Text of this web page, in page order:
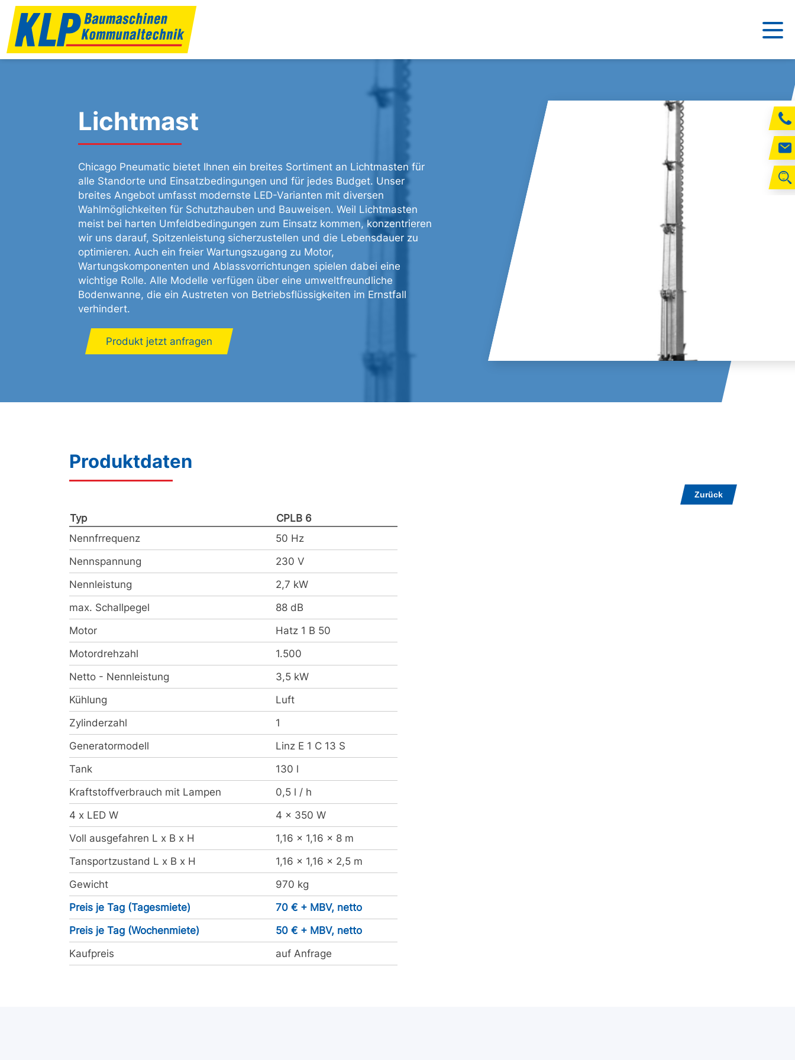
Lichtmast
Chicago Pneumatic bietet Ihnen ein breites Sortiment an Lichtmasten für
alle Standorte und Einsatzbedingungen und für jedes Budget. Unser
breites Angebot umfasst modernste LED-Varianten mit diversen
Wahlmöglichkeiten für Schutzhauben und Bauweisen. Weil Lichtmasten
meist bei harten Umfeldbedingungen zum Einsatz kommen, konzentrieren
wir uns darauf, Spitzenleistung sicherzustellen und die Lebensdauer zu
optimieren. Auch ein freier Wartungszugang zu Motor,
Wartungskomponenten und Ablassvorrichtungen spielen dabei eine
wichtige Rolle. Alle Modelle verfügen über eine umweltfreundliche
Bodenwanne, die ein Austreten von Betriebsflüssigkeiten im Ernstfall
verhindert.
Produkt jetzt anfragen
Produktdaten
Zurück
Typ
CPLB 6
Nennfrrequenz
50 Hz
Nennspannung
230 V
Nennleistung
2,7 kW
max. Schallpegel
88 dB
Motor
Hatz 1 B 50
Motordrehzahl
1.500
Netto - Nennleistung
3,5 kW
Kühlung
Luft
Zylinderzahl
1
Generatormodell
Linz E 1 C 13 S
Tank
130 l
Kraftstoffverbrauch mit Lampen
0,5 l / h
4 x LED W
4 x 350 W
Voll ausgefahren L x B x H
1,16 x 1,16 x 8 m
Tansportzustand L x B x H
1,16 x 1,16 x 2,5 m
Gewicht
970 kg
Preis je Tag (Tagesmiete)
70 € + MBV, netto
Preis je Tag (Wochenmiete)
50 € + MBV, netto
Kaufpreis
auf Anfrage